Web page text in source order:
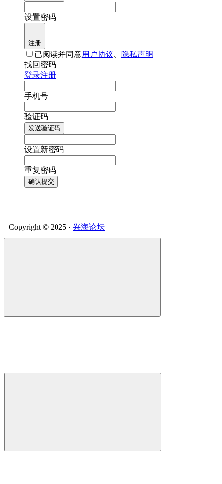
设置密码
注册
已阅读并同意用户协议
隐私声明
找回密码
登录注册
手机号
验证码
发送验证码
设置新密码
重复密码
确认提交
Copyright © 2025 · 兴海论坛